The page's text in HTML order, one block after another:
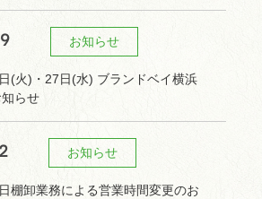
お知らせ
(火)・27日(水) ブランドベイ横浜
らせ
お知らせ
棚卸業務による営業時間変更のお